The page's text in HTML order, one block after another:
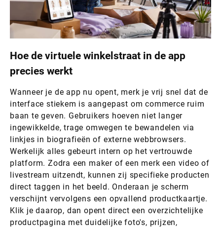
Hoe de virtuele winkelstraat in de app
precies werkt
Wanneer je de app nu opent, merk je vrij snel dat de
interface stiekem is aangepast om commerce ruim
baan te geven. Gebruikers hoeven niet langer
ingewikkelde, trage omwegen te bewandelen via
linkjes in biografieën of externe webbrowsers.
Werkelijk alles gebeurt intern op het vertrouwde
platform. Zodra een maker of een merk een video of
livestream uitzendt, kunnen zij specifieke producten
direct taggen in het beeld. Onderaan je scherm
verschijnt vervolgens een opvallend productkaartje.
Klik je daarop, dan opent direct een overzichtelijke
productpagina met duidelijke foto's, prijzen,